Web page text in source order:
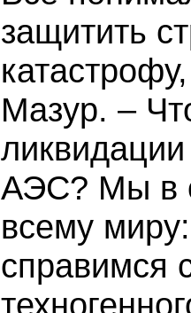
защитить
Мазур. –
АЭС? Мы в
всему
справимся